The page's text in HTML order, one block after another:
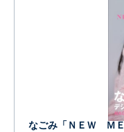
なごみ「ＮＥＷ Ｍ